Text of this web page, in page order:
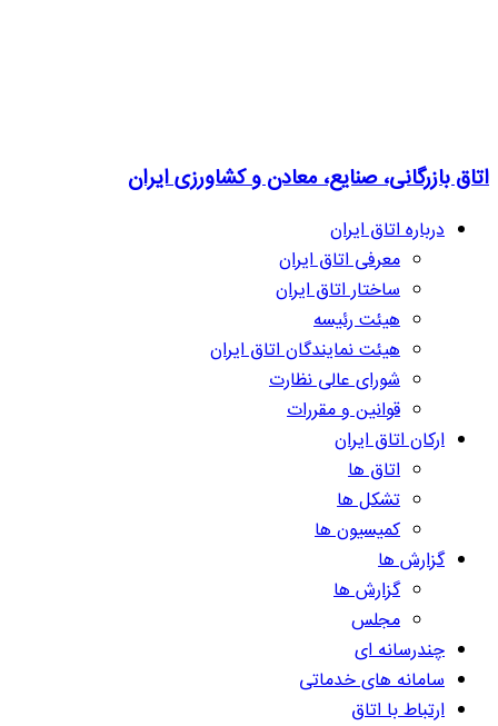
اتاق بازرگانی، صنایع، معادن و کشاورزی ایران
درباره اتاق ایران
معرفی اتاق ایران
ساختار اتاق ایران
هیئت رئیسه
هیئت نمایندگان اتاق ایران
شورای عالی نظارت
قوانین و مقررات
ارکان اتاق ایران
اتاق ها
تشکل ها
کمیسیون ها
گزارش ها
گزارش ها
مجلس
چندرسانه ای
سامانه های خدماتی
ارتباط با اتاق